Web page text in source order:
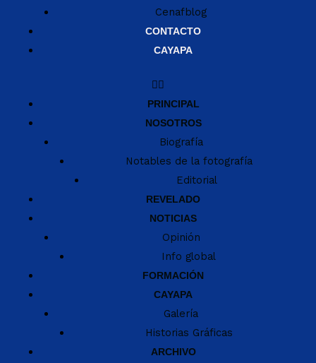
Cenafblog
CONTACTO
CAYAPA
PRINCIPAL
NOSOTROS
Biografía
Notables de la fotografía
Editorial
REVELADO
NOTICIAS
Opinión
Info global
FORMACIÓN
CAYAPA
Galería
Historias Gráficas
ARCHIVO